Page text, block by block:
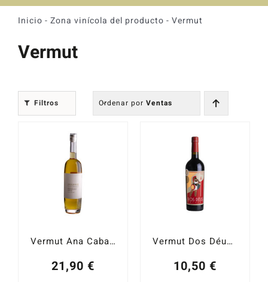
Destilados
Catas y Actividades
Inicio - Zona vinícola del producto - Vermut
Vermut
Filtros Ordenar por Ventas
Vermut Ana Caballo Blanco 75 cl.
21,90 €
Vermut Dos Déus Origins Red Reserve Sherry & Priorat Barrels 15%
10,50 €